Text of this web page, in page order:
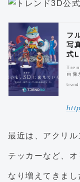
フ
写
式
画像
最近は、アクリ
テッカーなど、
なり増えてきまし